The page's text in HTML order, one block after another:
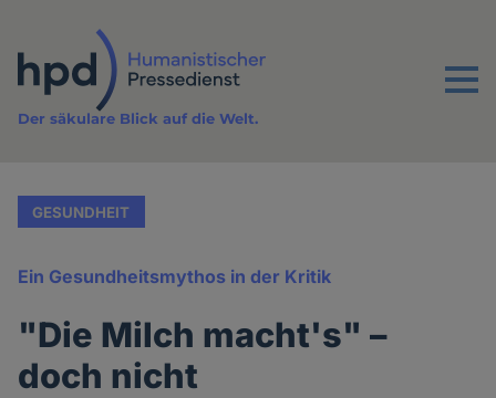
Inhalt
Menu
Der säkulare Blick auf die Welt.
GESUNDHEIT
Ein Gesundheitsmythos in der Kritik
"Die Milch macht's" –
doch nicht